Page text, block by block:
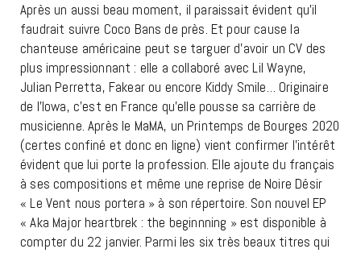
Après un aussi beau moment, il paraissait évident qu’il
faudrait suivre Coco Bans de près. Et pour cause la
chanteuse américaine peut se targuer d’avoir un CV des
plus impressionnant : elle a collaboré avec Lil Wayne,
Julian Perretta, Fakear ou encore Kiddy Smile… Originaire
de l’Iowa, c’est en France qu’elle pousse sa carrière de
musicienne. Après le MaMA, un Printemps de Bourges 2020
(certes confiné et donc en ligne) vient confirmer l’intérêt
évident que lui porte la profession. Elle ajoute du français
à ses compositions et même une reprise de Noire Désir
« Le Vent nous portera » à son répertoire. Son nouvel EP
« Aka Major heartbrek : the beginnning » est disponible à
compter du 22 janvier. Parmi les six très beaux titres qui